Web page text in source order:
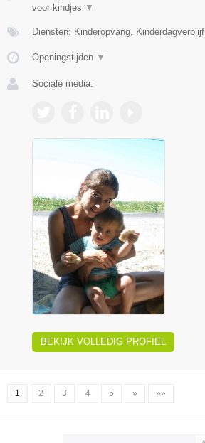
voor kindjes ▼
Diensten: Kinderopvang, Kinderdagverblijf
Openingstijden ▼
Sociale media:
BEKIJK VOLLEDIG PROFIEL
1 2 3 4 5 » »»